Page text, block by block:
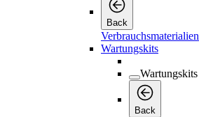
Back
Verbrauchsmaterialien
Wartungskits
Wartungskits
Back